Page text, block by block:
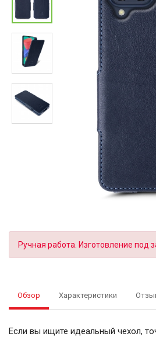
Ручная работа. Изготовление под
Обзор Характеристики
Если вы ищите идеальный чехол,